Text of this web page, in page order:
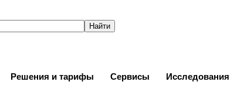
Решения и тарифы Сервисы Исследования